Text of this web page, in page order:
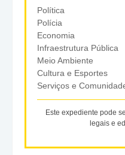
Política
Polícia
Economia
Infraestrutura Pública
Meio Ambiente
Cultura e Esportes
Serviços e
Este expediente pode
legais e